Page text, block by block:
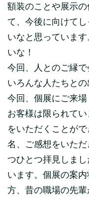
額装のことや展示
て、今後に向けて
いなと思っていま
いな！
今回、人とのご縁で
いろんな人たちとの
今回、個展にご来
お客様は限られて
をいただくことが
名、ご感想をいた
つひとつ拝見しま
います。個展の案
方、昔の職場の先